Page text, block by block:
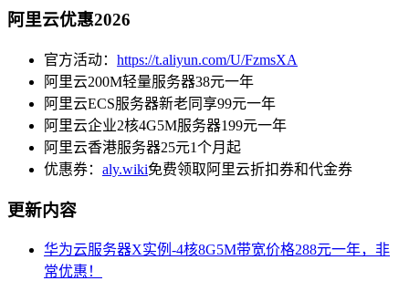
阿里云优惠2026
官方活动： https://t.aliyun.com/U/FzmsXA
阿里云200M轻量服务器38元一年
阿里云ECS服务器新老同享99元一年
阿里云企业2核4G5M服务器199元一年
阿里云香港服务器25元1个月起
优惠券： aly.wiki免费领取阿里云折扣券和代金券
更新内容
华为云服务器X实例-4核8G5M带宽价格288元一年，非
常优惠！